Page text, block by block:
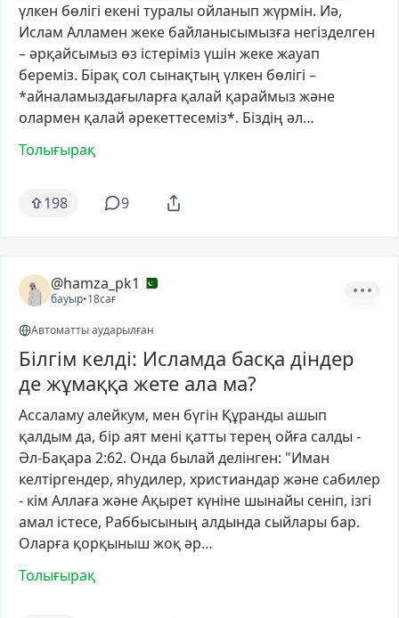
үлкен бөлігі екені туралы ойланып жүрмін. Иә,
Ислам Алламен жеке байланысымызға негізделген
–әрқайсымыз өз істеріміз үшін жекежауап
береміз. Бірақ сол сынақтың үлкен бөлігі –
*айналамыздағыларға қалай қараймыз және
олармен қалай әрекеттесеміз*. Біздің әл…
Толығырақ
198 9
@hamza_pk1
бауыр•18сағ
Автоматты аударылған
Білгім келді: Исламда басқа діндер
де жұмаққа жете ала ма?
Ассаламуалейкум, мен бүгін Құранды ашып
қалдым да, бір аят мені қатты терең ойға салды -
Әл-Бақара 2:62. Онда былай делінген: "Иман
келтіргендер, яһудилер, христиандар және сабилер
- кім Аллаға жәнеАқырет күніне шынайы сеніп, ізгі
амал істесе, Раббысының алдында сыйлары бар.
Оларға қорқыныш жоқәр…
Толығырақ